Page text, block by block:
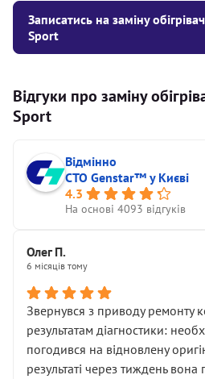
Записатись на заміну
Sport
Відгуки про заміну
Sport
Відмінно
СТО Genstar™ у Києві
4.3
На основі 4093 відгуків
Олег П.
6 місяців тому
Звернувся з приводу ремонту
результатам діагностики:
погодився на відновлену
результаті через тиждень вона